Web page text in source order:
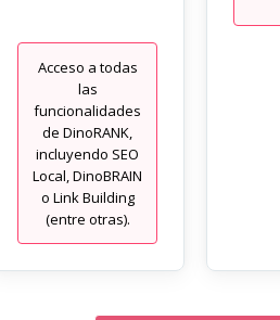
Acceso a todas
las
funcionalidades
de DinoRANK,
incluyendo SEO
Local, DinoBRAIN
o Link Building
(entre otras).